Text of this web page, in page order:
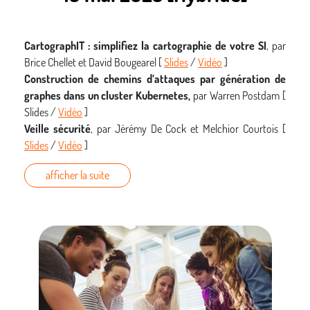
CartographIT : simplifiez la cartographie de votre SI, par
Brice Chellet et David Bougearel [Slides/Vidéo ]
Construction de chemins d’attaques par génération de
graphes dans un cluster Kubernetes, par Warren Postdam [
Slides /Vidéo ]
Veille sécurité, par Jérémy De Cock et Melchior Courtois [
Slides/Vidéo ]
afficher la suite